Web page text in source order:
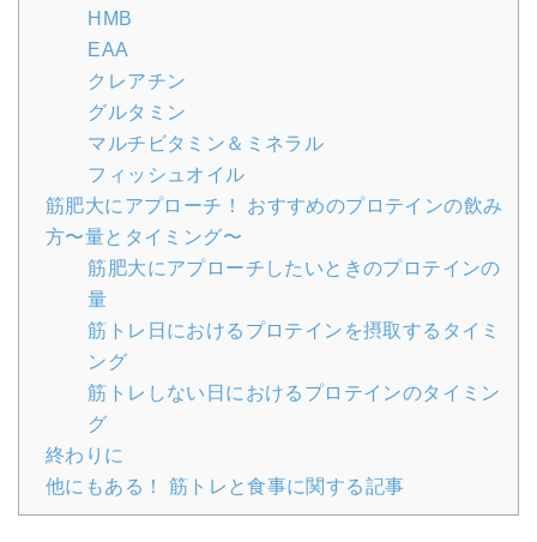
HMB
EAA
クレアチン
グルタミン
マルチビタミン＆ミネラル
フィッシュオイル
筋肥大にアプローチ！ おすすめのプロテインの飲み
方〜量とタイミング〜
筋肥大にアプローチしたいときのプロテインの
量
筋トレ日におけるプロテインを摂取するタイミ
ング
筋トレしない日におけるプロテインのタイミン
グ
終わりに
他にもある！ 筋トレと食事に関する記事